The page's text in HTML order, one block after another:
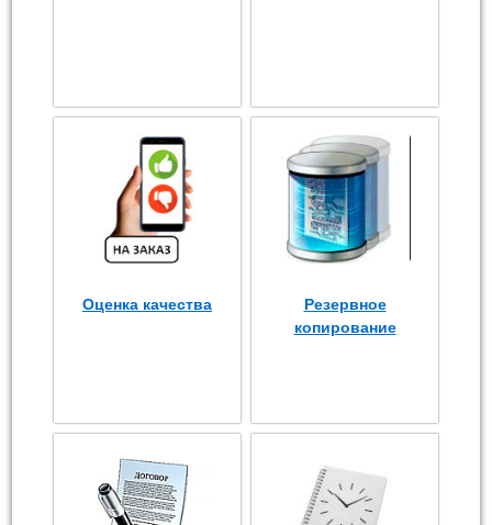
Оценка качества
Резервное
копирование